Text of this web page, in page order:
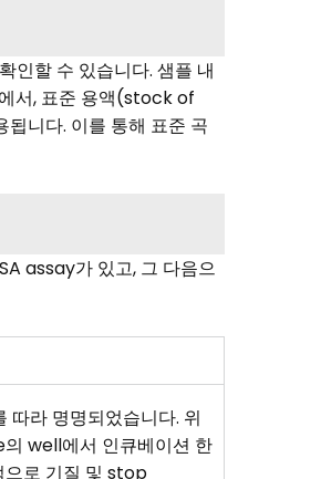
인할 수 있습니다. 샘플 내
서, 표준 용액(stock of
니다. 이를 통해 표준 곡
assay가 있고, 그 다음으
따라 명명되었습니다. 위
well에서 인큐베이션 한
로 기질 및 stop